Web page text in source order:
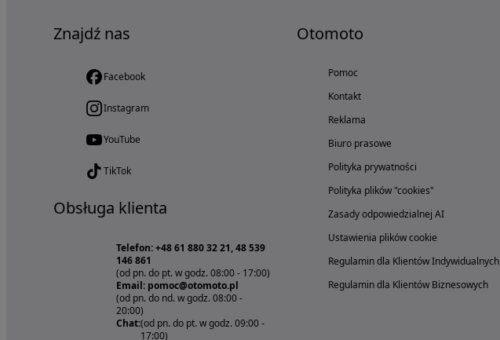
Znajdź nas
Facebook
Instagram
YouTube
TikTok
Obsługa klienta
Telefon: +48 61 880 32 21, 48 539
146 861
(od pn. do pt. w godz. 08:00 - 17:00)
Email: pomoc@otomoto.pl
(od pn. do nd. w godz. 08:00 -
20:00)
Chat:(od pn. do pt. w godz. 09:00 -
17:00)
Otomoto
Pomoc
Kontakt
Reklama
Biuro prasowe
Polityka prywatności
Polityka plików "cookies"
Zasady odpowiedzialnej AI
Ustawienia plików cookie
Regulamin dla Klientów Indywidualnych
Regulamin dla Klientów Biznesowych